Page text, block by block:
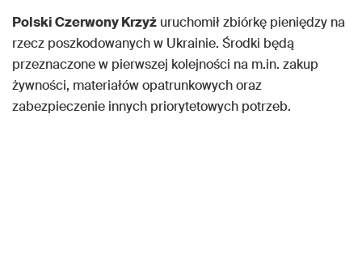
Polski Czerwony Krzyż uruchomił zbiórkę pieniędzy na
rzecz poszkodowanych w Ukrainie. Środki będą
przeznaczone w pierwszej kolejności na m.in. zakup
żywności, materiałów opatrunkowych oraz
zabezpieczenie innych priorytetowych potrzeb.